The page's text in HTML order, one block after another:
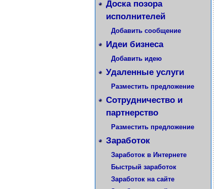
Доска позора
исполнителей
Добавить сообщение
Идеи бизнеса
Добавить идею
Удаленные услуги
Разместить предложение
Сотрудничество и
партнерство
Разместить предложение
Заработок
Заработок в Интернете
Быстрый заработок
Заработок на сайте